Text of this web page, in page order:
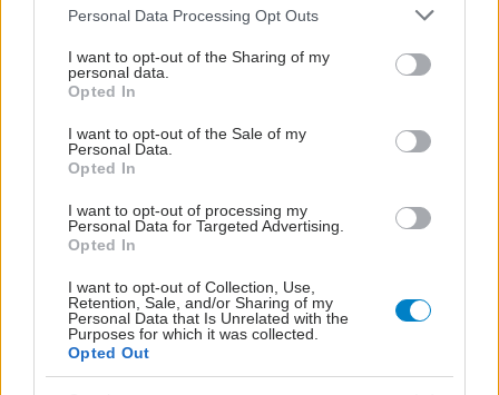
Please note that this website/app uses one or more Google
not limited to your visit or usage behaviour. You may click to
grant or deny consent to Google and its third-party tags to
use your data for below specified purposes in below Google
consent section.
Personal Data Processing Opt Outs
I want to opt-out of the Sharing of my
personal data.
Opted In
I want to opt-out of the Sale of my
Personal Data.
Opted In
I want to opt-out of processing my
Personal Data for Targeted Advertising.
Opted In
I want to opt-out of Collection, Use,
Retention, Sale, and/or Sharing of my
Personal Data that Is Unrelated with the
Purposes for which it was collected.
Opted Out